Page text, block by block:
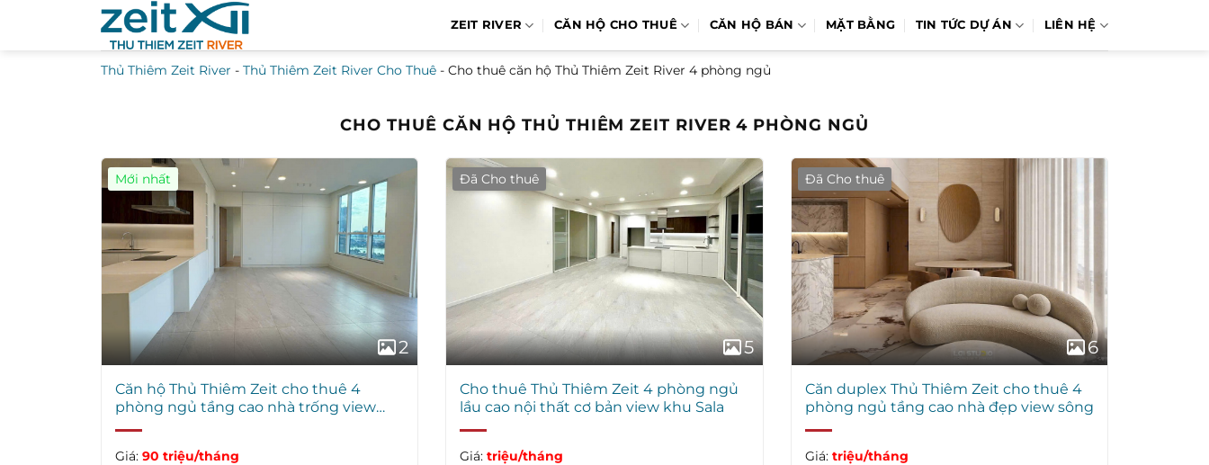
ZEIT RIVER CĂN HỘ CHO THUÊ CĂN HỘ BÁN MẶT BẰNG TIN TỨC DỰ ÁN LIÊN HỆ
Thủ Thiêm Zeit River - Thủ Thiêm Zeit River Cho Thuê - Cho thuê căn hộ Thủ Thiêm Zeit River 4 phòng ngủ
CHO THUÊ CĂN HỘ THỦ THIÊM ZEIT RIVER 4 PHÒNG NGỦ
Mới nhất
2
Căn hộ Thủ Thiêm Zeit cho thuê 4
phòng ngủ tầng cao nhà trống view
sông
Giá: 90 triệu/tháng
Đã Cho thuê
5
Cho thuê Thủ Thiêm Zeit 4 phòng ngủ
lầu cao nội thất cơ bản view khu Sala
Giá:triệu/tháng
Đã Cho thuê
6
Căn duplex Thủ Thiêm Zeit cho thuê 4
phòng ngủ tầng cao nhà đẹp view sông
Giá: triệu/tháng